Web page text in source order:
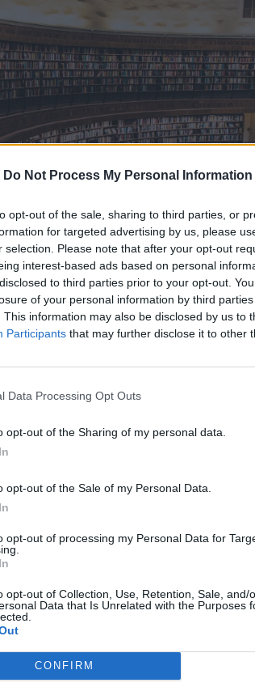
Do Not Process My Personal Information
opt-out of the sale, sharing to third parties, or
for targeted advertising by us, please
selection. Please note that after your opt-out
interest-based ads based on personal
to third parties prior to your opt-out.
of your personal information by third
This information may also be disclosed by us to
Participants that may further disclose it to other
Data Processing Opt Outs
opt-out of the Sharing of my personal data.
opt-out of the Sale of my Personal Data.
opt-out of processing my Personal Data for
opt-out of Collection, Use, Retention, Sale, and/
Data that Is Unrelated with the Purposes
CONFIRM
λίγο παραπάνω απ’ όσο
→
,Psychedelics,viral,βιβλίο,Βιβλιοθήκη,